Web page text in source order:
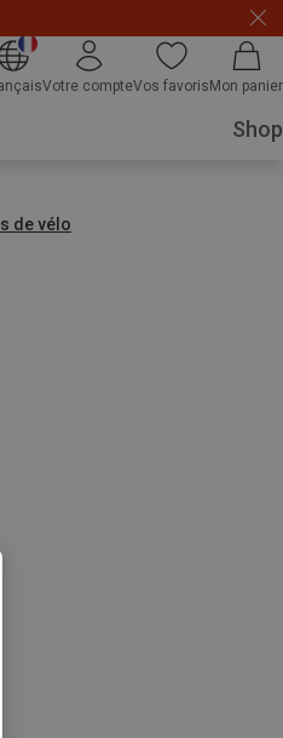
Votre compteVos favoris Mon panier
Shop
de vélo